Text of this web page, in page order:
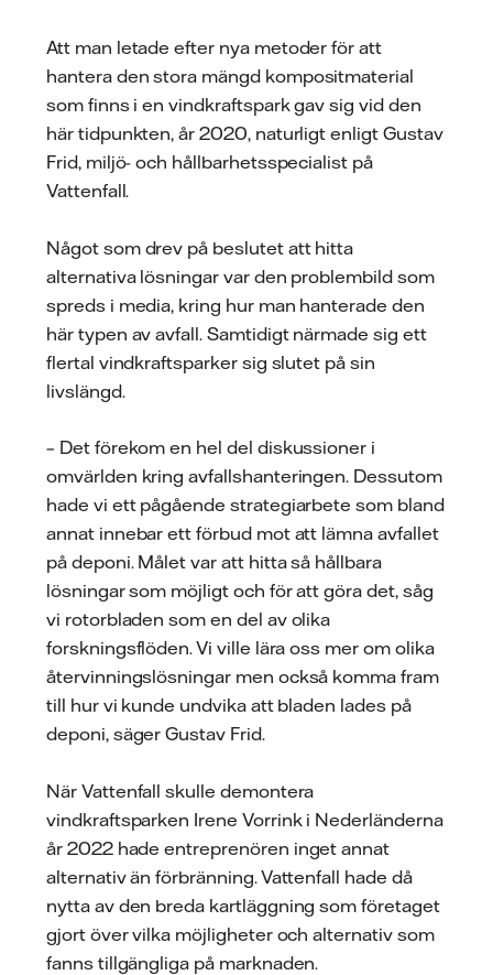
Att man letade efter nya metoder för att
hantera den stora mängd kompositmaterial
som finns i en vindkraftspark gav sig vid den
här tidpunkten, år 2020, naturligt enligt Gustav
Frid, miljö- och hållbarhetsspecialist på
Vattenfall.
Något som drev på beslutet att hitta
alternativa lösningar var den problembild som
spreds i media, kring hur man hanterade den
här typen av avfall. Samtidigt närmade sig ett
flertal vindkraftsparker sig slutet på sin
livslängd.
– Det förekom en hel del diskussioner i
omvärlden kring avfallshanteringen. Dessutom
hade vi ett pågående strategiarbete som bland
annat innebar ett förbud mot att lämna avfallet
på deponi. Målet var att hitta så hållbara
lösningar som möjligt och för att göra det, såg
vi rotorbladen som en del av olika
forskningsflöden. Vi ville lära oss mer om olika
återvinningslösningar men också komma fram
till hur vi kunde undvika att bladen lades på
deponi, säger Gustav Frid.
När Vattenfall skulle demontera
vindkraftsparken Irene Vorrink i Nederländerna
år 2022 hade entreprenören inget annat
alternativ än förbränning. Vattenfall hade då
nytta av den breda kartläggning som företaget
gjort över vilka möjligheter och alternativ som
fanns tillgängliga på marknaden.